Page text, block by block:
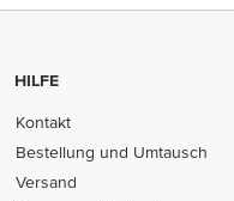
HILFE
Kontakt
Bestellung und Umtausch
Versand